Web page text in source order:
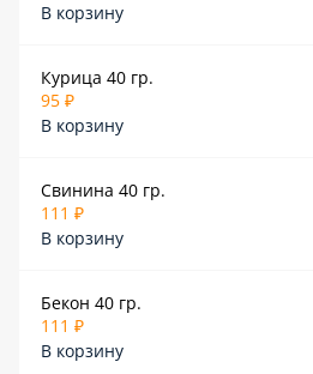
В корзину
Курица 40 гр.
95 ₽
В корзину
Свинина 40 гр.
111 ₽
В корзину
Бекон 40 гр.
111 ₽
В корзину